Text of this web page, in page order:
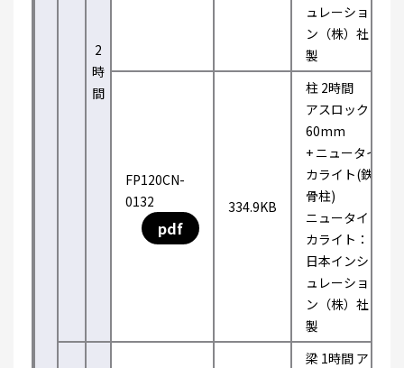
2
時
間
ュレーショ
ン（株）社
製
FP120CN-
0132
pdf
334.9KB
柱 2時間
アスロック
60mm
+ ニュータイ
カライト(鉄
骨柱)
ニュータイ
カライト：
日本インシ
ュレーショ
ン（株）社
製
梁 1時間 ア